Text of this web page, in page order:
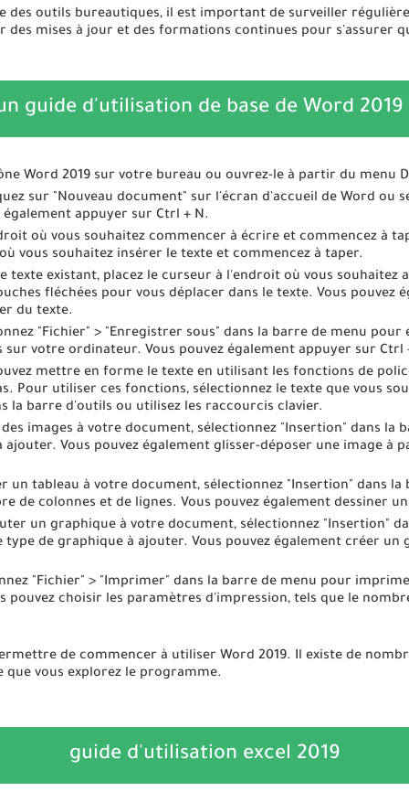
des outils bureautiques, il est important de surveiller
mises à jour et des formations continues pour s'assurer
guide d'utilisation de base de Word 2019
Word 2019 sur votre bureau ou ouvrez-le à partir du menu
sur "Nouveau document" sur l'écran d'accueil de Word ou
appuyer sur Ctrl + N.
où vous souhaitez commencer à écrire et commencez à
vous souhaitez insérer le texte et commencez à taper.
texte existant, placez le curseur à l'endroit où vous souhaitez
fléchées pour vous déplacer dans le texte. Vous pouvez
du texte.
"Fichier" > "Enregistrer sous" dans la barre de menu
votre ordinateur. Vous pouvez également appuyer sur Ctrl
mettre en forme le texte en utilisant les fonctions de
Pour utiliser ces fonctions, sélectionnez le texte que vous
la barre d'outils ou utilisez les raccourcis clavier.
images à votre document, sélectionnez "Insertion" dans la
Vous pouvez également glisser-déposer une image à
un tableau à votre document, sélectionnez "Insertion" dans la
de colonnes et de lignes. Vous pouvez également dessiner
un graphique à votre document, sélectionnez "Insertion"
de graphique à ajouter. Vous pouvez également créer un
"Fichier" > "Imprimer" dans la barre de menu pour
pouvez choisir les paramètres d'impression, tels que le
de commencer à utiliser Word 2019. Il existe de
que vous explorez le programme.
guide d'utilisation excel 2019